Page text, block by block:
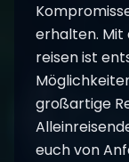
erhalten. Mit
reisen ist
großartige
euch von